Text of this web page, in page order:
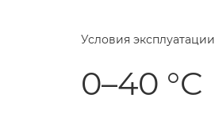
Условия эксплуатации
0–40 °C